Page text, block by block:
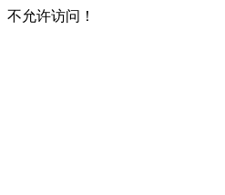
不允许访问！